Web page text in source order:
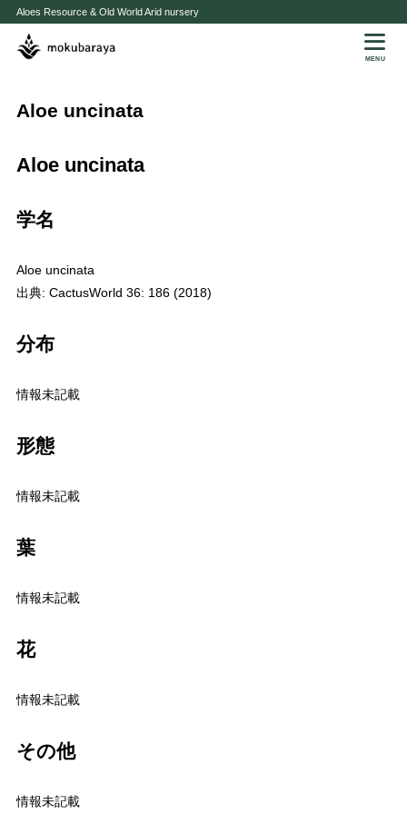
Aloes Resource & Old World Arid nursery
MENU
Aloe uncinata
Aloe uncinata
学名
Aloe uncinata
出典: CactusWorld 36: 186 (2018)
分布
情報未記載
形態
情報未記載
葉
情報未記載
花
情報未記載
その他
情報未記載